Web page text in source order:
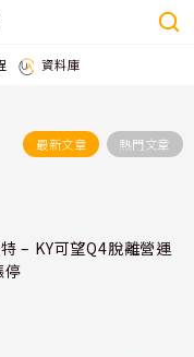
資料庫
最新文章 熱門文章
– KY可望Q4脫離營運
停